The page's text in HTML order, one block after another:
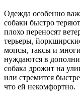
Одежда особенно
собаки быстро
плохо переносят
терьеры,
мопсы, таксы и
нуждаются в
собака дрожит на
или стремится
что ей некомфортно.